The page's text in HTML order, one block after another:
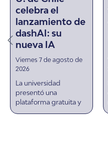
celebra el
lanzamiento de
dashAI: su
nueva IA
Viernes 7 de agosto de
2026
La universidad
presentó una
plataforma gratuita y
de código abierto que